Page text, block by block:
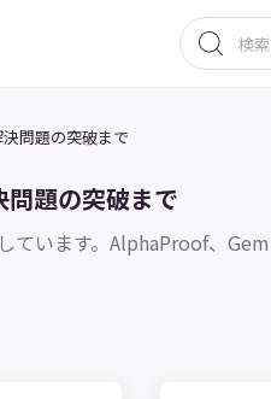
問題の突破まで
題の突破まで
います。AlphaProof、